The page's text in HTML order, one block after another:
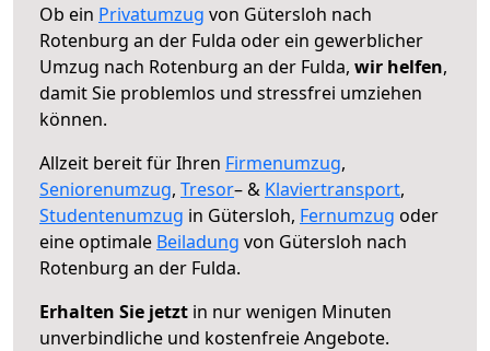
Ob ein Privatumzug von Gütersloh nach
Rotenburg an der Fulda oder ein gewerblicher
Umzug nach Rotenburg an der Fulda, wir helfen,
damit Sie problemlos und stressfrei umziehen
können.
Allzeit bereit für Ihren Firmenumzug,
Seniorenumzug, Tresor– & Klaviertransport,
Studentenumzug in Gütersloh, Fernumzug oder
eine optimale Beiladung von Gütersloh nach
Rotenburg an der Fulda.
Erhalten Sie jetzt in nur wenigen Minuten
unverbindliche und kostenfreie Angebote.